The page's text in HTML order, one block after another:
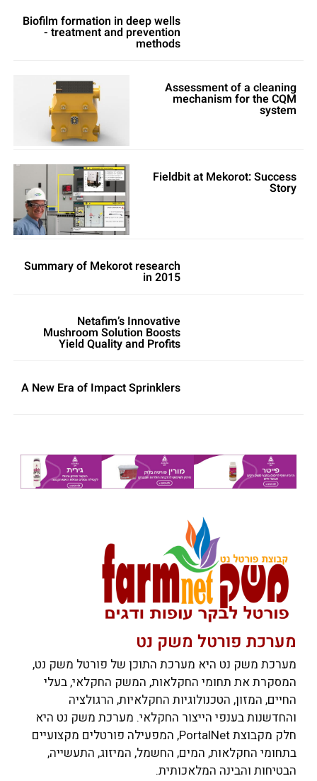
Biofilm formation in deep wells
- treatment and prevention
methods
Assessment of a cleaning
mechanism for the CQM
system
Fieldbit at Mekorot: Success
Story
Summary of Mekorot research
in 2015
Netafim’s Innovative
Mushroom Solution Boosts
Yield Quality and Profits
A New Era of Impact Sprinklers
מערכת פורטל משק נט
מערכת משק נט היא מערכת התוכן של פורטל משק נט,
המסקרת את תחומי החקלאות, המשק החקלאי, בעלי
החיים, המזון, הטכנולוגיות החקלאיות, הרגולציה
והחדשנות בענפי הייצור החקלאי. מערכת משק נט היא
חלק מקבוצת PortalNet, המפעילה פורטלים מקצועיים
בתחומי החקלאות, המים, החשמל, המיזוג, התעשייה,
הבטיחות והבינה המלאכותית.